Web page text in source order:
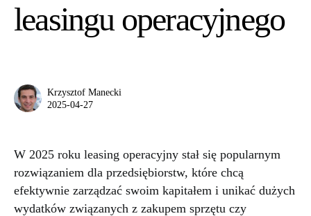
leasingu operacyjnego
Krzysztof Manecki
2025-04-27
W 2025 roku leasing operacyjny stał się popularnym
rozwiązaniem dla przedsiębiorstw, które chcą
efektywnie zarządzać swoim kapitałem i unikać dużych
wydatków związanych z zakupem sprzętu czy